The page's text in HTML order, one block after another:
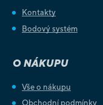
Kontakty
Bodový systém
O NÁKUPU
Vše o nákupu
Obchodní podmínky